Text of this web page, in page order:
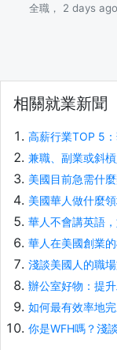
全職， 2 days ago
相關就業新聞
高薪行業TOP 5
兼職、副業或斜
美國目前急需什
美國華人做什麼
華人不會講英語
華人在美國創業
淺談美國人的職
辦公室好物：提
如何最有效率地
你是WFH嗎？淺